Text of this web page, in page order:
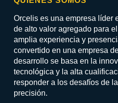
Orcelis es una empresa líder
de alto valor agregado para
amplia experiencia y
convertido en una empresa
desarrollo se basa en la
tecnológica y la alta
responder a los desafíos de
precisión.